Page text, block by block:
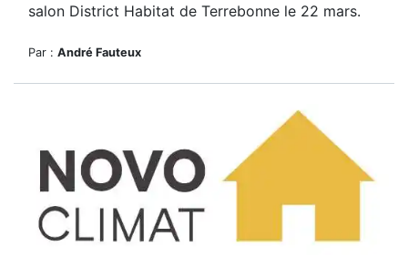
salon District Habitat de Terrebonne le 22 mars.
Par : André Fauteux